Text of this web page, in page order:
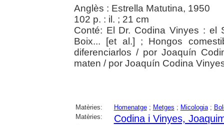
Anglès : Estrella Matutina, 1950
102 p. : il. ; 21 cm
Conté: El Dr. Codina Vinyes : el
Boix... [et al.] ; Hongos
diferenciarlos / por Joaquín
maten / por Joaquín Codina
Matèries: Homenatge; Metges ; Micologia;
Matèries:
Codina i Vinyes,